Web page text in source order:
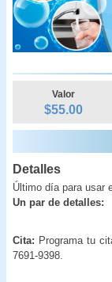
Valor
$55.00
Detalles
Último día para usar
Un par de detalles:
Cita: Programa tu
7691-9398.